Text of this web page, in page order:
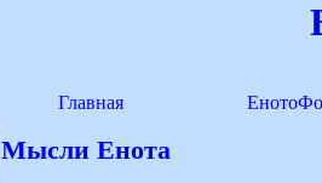
Главная
Мысли Енота